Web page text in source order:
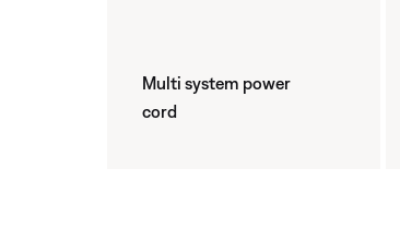
Multi system power
cord